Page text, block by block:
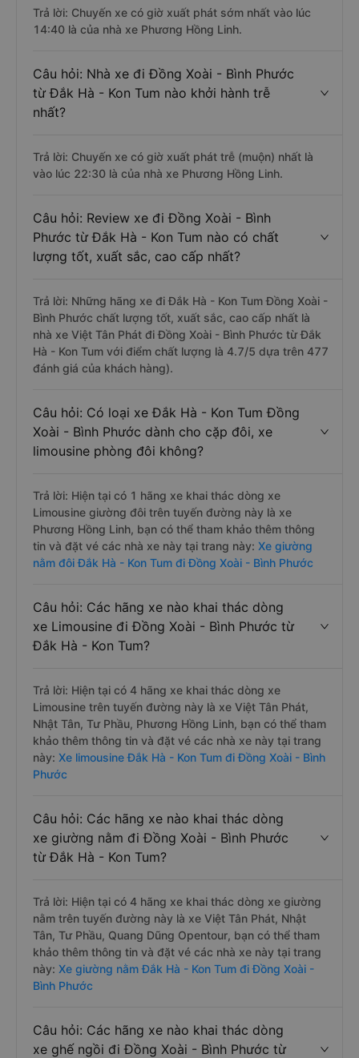
Trả lời: Chuyến xe có giờ xuất phát sớm nhất vào lúc
14:40 là của nhà xe Phương Hồng Linh.
Câu hỏi: Nhà xe đi Đồng Xoài - Bình Phước
từ Đắk Hà - Kon Tum nào khởi hành trễ
nhất?
Trả lời: Chuyến xe có giờ xuất phát trễ (muộn) nhất là
vào lúc 22:30 là của nhà xe Phương Hồng Linh.
Câu hỏi: Review xe đi Đồng Xoài - Bình
Phước từ Đắk Hà - Kon Tum nào có chất
lượng tốt, xuất sắc, cao cấp nhất?
Trả lời: Những hãng xe đi Đắk Hà - Kon Tum Đồng Xoài -
Bình Phước chất lượng tốt, xuất sắc, cao cấp nhất là
nhà xe Việt Tân Phát đi Đồng Xoài - Bình Phước từ Đắk
Hà - Kon Tum với điểm chất lượng là 4.7/5 dựa trên 477
đánh giá của khách hàng).
Câu hỏi: Có loại xe Đắk Hà - Kon Tum Đồng
Xoài - Bình Phước dành cho cặp đôi, xe
limousine phòng đôi không?
Trả lời: Hiện tại có 1 hãng xe khai thác dòng xe
Limousine giường đôi trên tuyến đường này là xe
Phương Hồng Linh, bạn có thể tham khảo thêm thông
tin và đặt vé các nhà xe này tại trang này: Xe giường
nằm đôi Đắk Hà - Kon Tum đi Đồng Xoài - Bình Phước
Câu hỏi: Các hãng xe nào khai thác dòng
xe Limousine đi Đồng Xoài - Bình Phước từ
Đắk Hà - Kon Tum?
Trả lời: Hiện tại có 4 hãng xe khai thác dòng xe
Limousine trên tuyến đường này là xe Việt Tân Phát,
Nhật Tân, Tư Phầu, Phương Hồng Linh, bạn có thể tham
khảo thêm thông tin và đặt vé các nhà xe này tại trang
này: Xe limousine Đắk Hà - Kon Tum đi Đồng Xoài - Bình
Phước
Câu hỏi: Các hãng xe nào khai thác dòng
xe giường nằm đi Đồng Xoài - Bình Phước
từ Đắk Hà - Kon Tum?
Trả lời: Hiện tại có 4 hãng xe khai thác dòng xe giường
nằm trên tuyến đường này là xe Việt Tân Phát, Nhật
Tân, Tư Phầu, Quang Dũng Opentour, bạn có thể tham
khảo thêm thông tin và đặt vé các nhà xe này tại trang
này: Xe giường nằm Đắk Hà - Kon Tum đi Đồng Xoài -
Bình Phước
Câu hỏi: Các hãng xe nào khai thác dòng
xe ghế ngồi đi Đồng Xoài - Bình Phước từ